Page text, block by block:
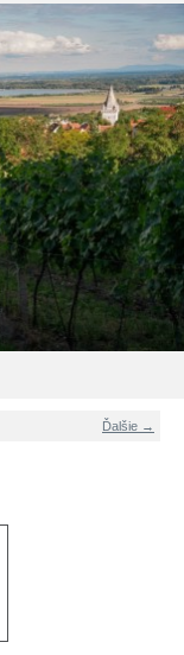
Ďalšie →